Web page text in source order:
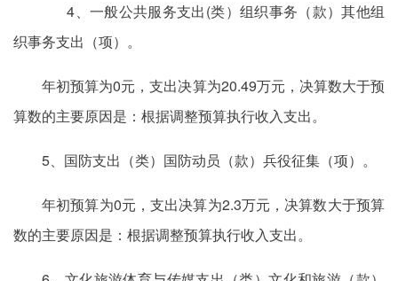
4、一般公共服务支出(类）组织事务（款）其他组
织事务支出（项）。
年初预算为0元，支出决算为20.49万元，决算数大于预
算数的主要原因是：根据调整预算执行收入支出。
5、国防支出（类）国防动员（款）兵役征集（项）。
年初预算为0元，支出决算为2.3万元，决算数大于预算
数的主要原因是：根据调整预算执行收入支出。